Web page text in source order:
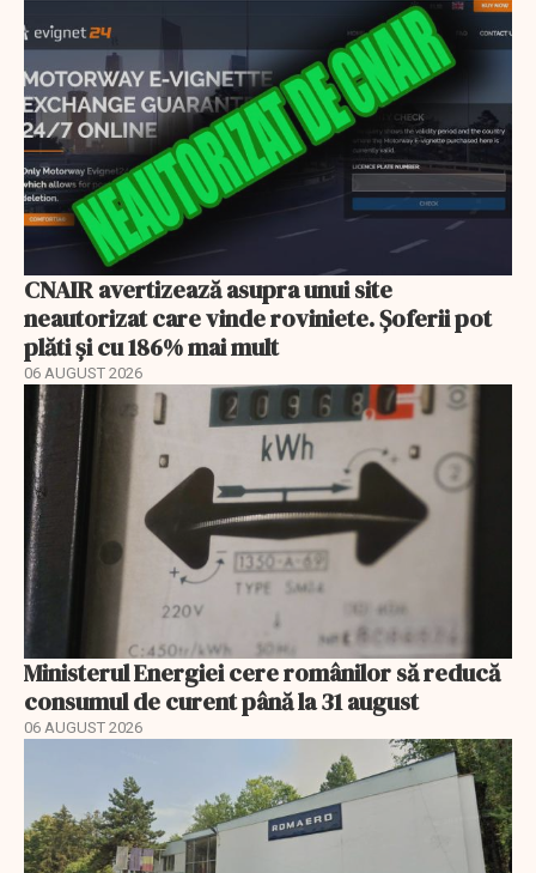
CNAIR avertizează asupra unui site
neautorizat care vinde roviniete. Șoferii pot
plăti și cu 186% mai mult
06 AUGUST 2026
Ministerul Energiei cere românilor să reducă
consumul de curent până la 31 august
06 AUGUST 2026